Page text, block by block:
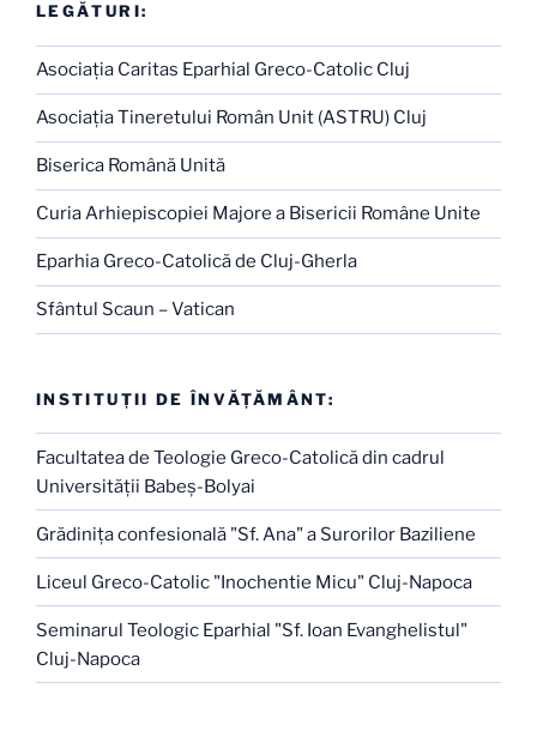
LEGĂTURI:
Asociaţia Caritas Eparhial Greco-Catolic Cluj
Asociaţia Tineretului Român Unit (ASTRU) Cluj
Biserica Română Unită
Curia Arhiepiscopiei Majore a Bisericii Române Unite
Eparhia Greco-Catolică de Cluj-Gherla
Sfântul Scaun – Vatican
INSTITUŢII DE ÎNVĂŢĂMÂNT:
Facultatea de Teologie Greco-Catolică din cadrul
Universităţii Babeş-Bolyai
Grădiniţa confesională "Sf. Ana" a Surorilor Baziliene
Liceul Greco-Catolic "Inochentie Micu" Cluj-Napoca
Seminarul Teologic Eparhial "Sf. Ioan Evanghelistul"
Cluj-Napoca